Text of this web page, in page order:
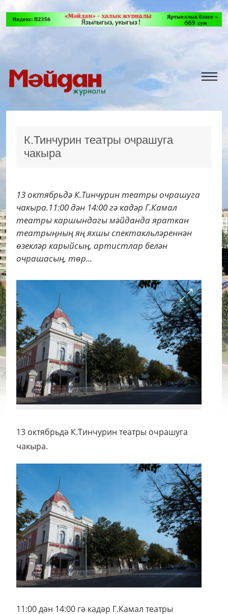
К.Тинчурин театры очрашуга
чакыра
13 октябрьдә К.Тинчурин театры очрашуга
чакыра.11:00 дән 14:00 гә кадәр Г.Камал
театры каршындагы мәйданда яраткан
театрыңның яң яхшы спектакльләреннән
өзекләр карыйсың, артистлар белән
очрашасың, төр...
13 октябрьдә К.Тинчурин театры очрашуга
чакыра.
11:00 дән 14:00 гә кадәр Г.Камал театры